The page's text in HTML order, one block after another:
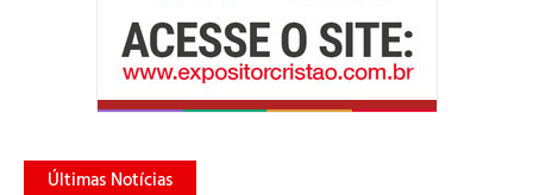
Últimas Notícias